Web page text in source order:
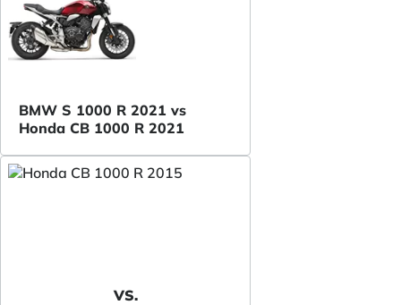
BMW S 1000 R 2021 vs
Honda CB 1000 R 2021
VS.